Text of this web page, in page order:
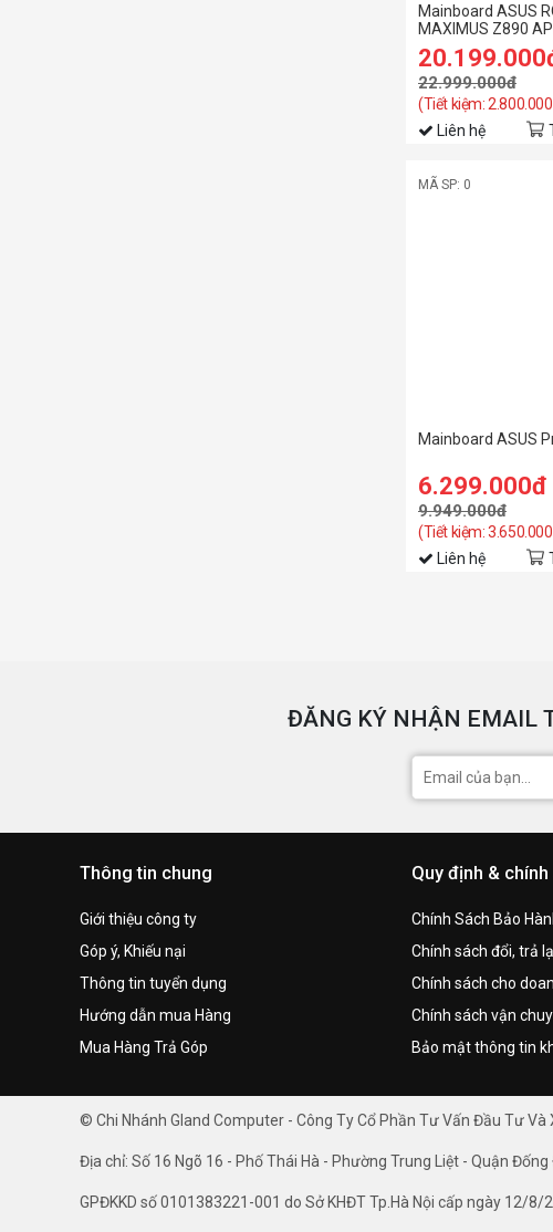
Mainboard ASUS
MAXIMUS Z890
22.999.000đ
(Tiết kiệm:
Liên hệ
MÃ SP: 0
Mainboard ASUS
6.299.000đ
9.949.000đ
(Tiết kiệm:
Liên hệ
ĐĂNG KÝ NHẬN EMAIL
Thông tin chung
Giới thiệu công ty
Góp ý, Khiếu nại
Thông tin tuyển dụng
Hướng dẫn mua Hàng
Mua Hàng Trả Góp
Quy định &
Chính Sách Bảo
Chính sách đổi, trả
Chính sách cho
Chính sách vận
Bảo mật thông tin
© Chi Nhánh Gland Computer - Công Ty Cổ Phần Tư Vấn Đầu Tư Và
Địa chỉ: Số 16 Ngõ 16 - Phố Thái Hà - Phường Trung Liệt - Quận Đống
GPĐKKD số 0101383221-001 do Sở KHĐT Tp.Hà Nội cấp ngày 12/8/